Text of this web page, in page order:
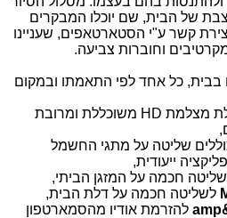
של הבית, שם יוכלו המבקרים
קשר ע"י הסטארטאפים, שעניינו
וחוברות צביעה.
בבית, כל אחד לפי התאמתו ובמקום
מצלמת HD משוכללת ומרובת
שליטה על מתגי החשמל
ייעודית,
חכמה על המזגן הביתי,
לשליטה חכמה על דלת הבית,
להזרמת אודיו מהסמארטפון